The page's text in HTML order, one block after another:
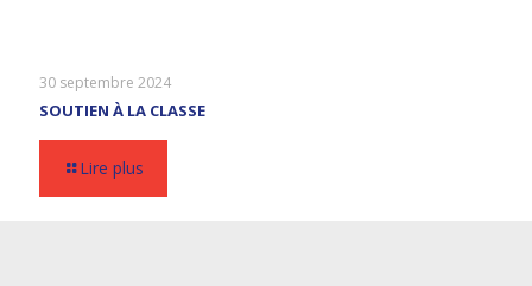
30 septembre 2024
SOUTIEN À LA CLASSE
Lire plus